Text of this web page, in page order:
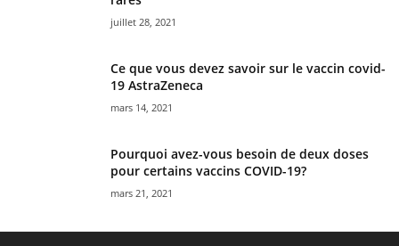
juillet 28, 2021
Ce que vous devez savoir sur le vaccin covid-
19 AstraZeneca
mars 14, 2021
Pourquoi avez-vous besoin de deux doses
pour certains vaccins COVID-19?
mars 21, 2021